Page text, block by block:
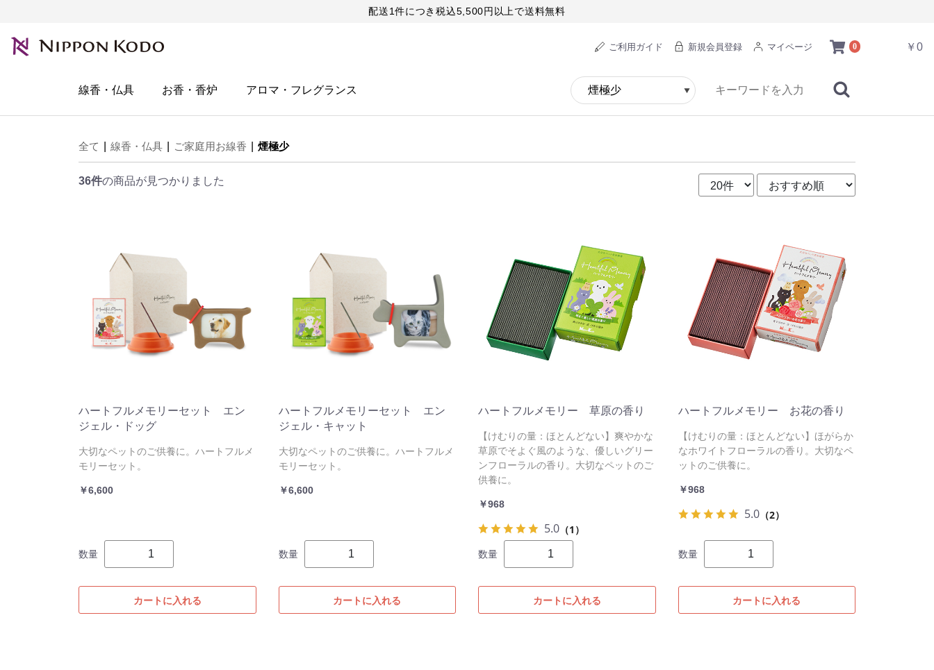
配送1件につき税込5,500円以上で送料無料
0 ￥0
ご利用ガイド 新規会員登録 マイページ
線香・仏具 お香・香炉 アロマ・フレグランス
全て 線香・仏具 ご家庭用お線香 煙極少
36件の商品が見つかりました
ハートフルメモリーセット エン
ジェル・ドッグ
大切なペットのご供養に。ハートフルメ
モリーセット。
￥6,600
数量
カートに入れる
ハートフルメモリーセット エン
ジェル・キャット
大切なペットのご供養に。ハートフルメ
モリーセット。
￥6,600
数量
カートに入れる
ハートフルメモリー 草原の香り
【けむりの量：ほとんどない】爽やかな
草原でそよぐ風のような、優しいグリー
ンフローラルの香り。大切なペットのご
供養に。
￥968
5.0 （1）
数量
カートに入れる
ハートフルメモリー お花の香り
【けむりの量：ほとんどない】ほがらか
なホワイトフローラルの香り。大切なペ
ットのご供養に。
￥968
5.0（2）
数量
カートに入れる